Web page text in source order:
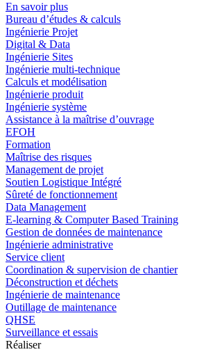
En savoir plus
Bureau d’études & calculs
Ingénierie Projet
Digital & Data
Ingénierie Sites
Ingénierie multi-technique
Calculs et modélisation
Ingénierie produit
Ingénierie système
Assistance à la maîtrise d’ouvrage
EFOH
Formation
Maîtrise des risques
Management de projet
Soutien Logistique Intégré
Sûreté de fonctionnement
Data Management
E-learning & Computer Based Training
Gestion de données de maintenance
Ingénierie administrative
Service client
Coordination & supervision de chantier
Déconstruction et déchets
Ingénierie de maintenance
Outillage de maintenance
QHSE
Surveillance et essais
Réaliser